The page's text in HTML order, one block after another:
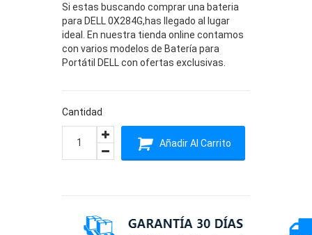
Si estas buscando comprar una bateria
para DELL 0X284G,has llegado al lugar
ideal. En nuestra tienda online contamos
con varios modelos de Batería para
Portátil DELL con ofertas exclusivas.
Cantidad
Añadir Al Carrito